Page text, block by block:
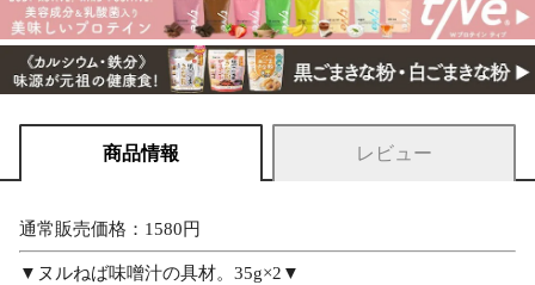
商品情報 レビュー
通常販売価格：1580円
▼ヌルねば味噌汁の具材。35g×2▼